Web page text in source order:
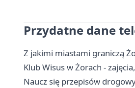
Przydatne dane
Z jakimi miastami graniczą
Klub Wisus w Żorach -
Naucz się przepisów